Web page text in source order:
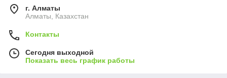
г. Алматы
Алматы, Казахстан
Контакты
Сегодня выходной
Показать весь график работы